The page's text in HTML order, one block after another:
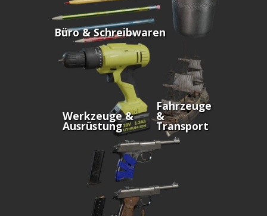
Büro & Schreibwaren
Werkzeuge &
Ausrüstung
Fahrzeuge
&
Transport